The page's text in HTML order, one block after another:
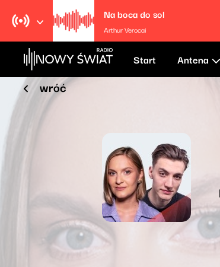
Na boca do sol
Arthur Verocai
Start Antena
wróć